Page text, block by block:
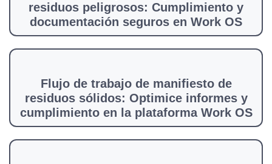
residuos peligrosos: Cumplimiento y
documentación seguros en Work OS
Flujo de trabajo de manifiesto de
residuos sólidos: Optimice informes y
cumplimiento en la plataforma Work OS